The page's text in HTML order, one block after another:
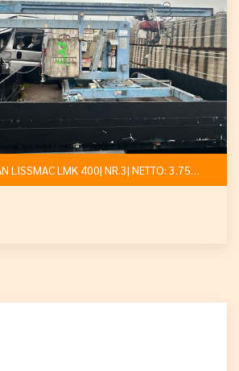
LISSMAC LMK 400| NR.3| NETTO: 3.750 €